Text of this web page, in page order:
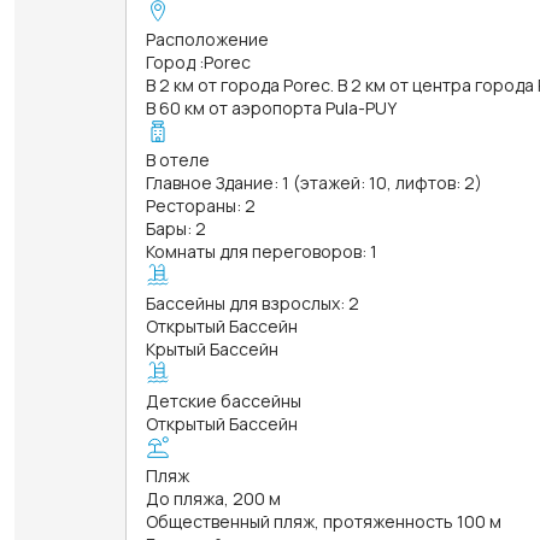
Расположение
Город :Porec
В 2 км от города Porec. В 2 км от центра города
В 60 км от аэропорта Pula-PUY
В отеле
Главное Здание: 1 (этажей: 10, лифтов: 2)
Рестораны: 2
Бары: 2
Комнаты для переговоров: 1
Бассейны для взрослых: 2
Открытый Бассейн
Крытый Бассейн
Детские бассейны
Открытый Бассейн
Пляж
До пляжа, 200 м
Общественный пляж, протяженность 100 м